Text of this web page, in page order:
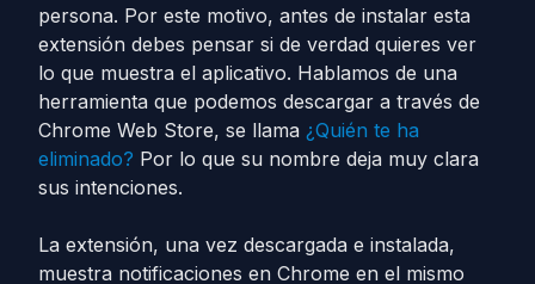
persona. Por este motivo, antes de instalar esta
extensión debes pensar si de verdad quieres ver
lo que muestra el aplicativo. Hablamos de una
herramienta que podemos descargar a través de
Chrome Web Store, se llama ¿Quién te ha
eliminado? Por lo que su nombre deja muy clara
sus intenciones.
La extensión, una vez descargada e instalada,
muestra notificaciones en Chrome en el mismo